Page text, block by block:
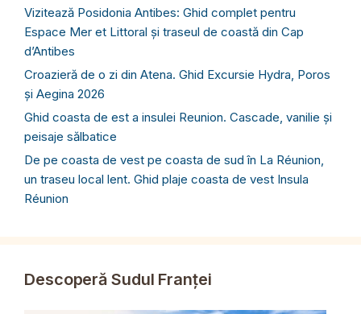
Vizitează Posidonia Antibes: Ghid complet pentru
Espace Mer et Littoral și traseul de coastă din Cap
d’Antibes
Croazieră de o zi din Atena. Ghid Excursie Hydra, Poros
și Aegina 2026
Ghid coasta de est a insulei Reunion. Cascade, vanilie și
peisaje sălbatice
De pe coasta de vest pe coasta de sud în La Réunion,
un traseu local lent. Ghid plaje coasta de vest Insula
Réunion
Descoperă Sudul Franței